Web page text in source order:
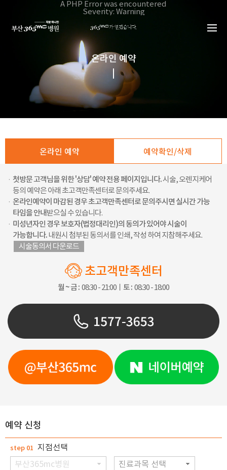
A PHP Error was encountered
Severity: Warning
Message: Invalid argument supplied for foreach()
Filename: _inc/header_body.php
File:
/home/suction/public_html/application/views/mobile/
Line: 34
Function: _error_handler
File:
/home/suction/public_html/application/views/mobile/
Line: 401
Function: include
/home/suction/public_html/application/core/
File:
/home/suction/public_html/application/controllers/
Function: view_print
Line: 327
Function: require_once
온라인 예약
온라인 예약 예약확인/삭제
· 첫방문 고객님을 위한 '상담' 예약 전용 페이지입니다.시술, 오렌지케어
등의 예약은 아래 초고객만족센터로 문의주세요.
· 온라인예약이 마감된 경우 초고객만족센터로 문의주시면 실시간 가능
타임을 안내받으실 수 있습니다.
· 미성년자인 경우 보호자(법정대리인)의 동의가 있어야 시술이
가능합니다. 내원시 첨부된 동의서를 인쇄, 작성 하여 지참해주세요.
시술동의서 다운로드
초고객만족센터
월 ~ 금 : 08:30 - 21:00ㅣ 토 : 08:30 - 18:00
예약 신청
step 01 지점선택
부산365mc병원
진료과목 선택